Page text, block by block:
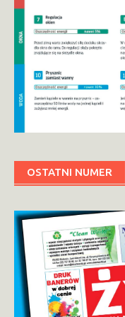
OSTATNI NUMER